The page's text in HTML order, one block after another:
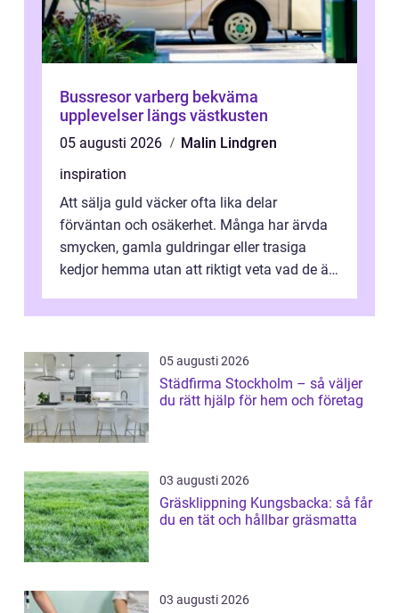
Bussresor varberg bekväma
upplevelser längs västkusten
05 augusti 2026
Malin Lindgren
inspiration
Att sälja guld väcker ofta lika delar
förväntan och osäkerhet. Många har ärvda
smycken, gamla guldringar eller trasiga
kedjor hemma utan att riktigt veta vad de är
05 augusti 2026
Städfirma Stockholm – så väljer
du rätt hjälp för hem och företag
03 augusti 2026
Gräsklippning Kungsbacka: så får
du en tät och hållbar gräsmatta
03 augusti 2026